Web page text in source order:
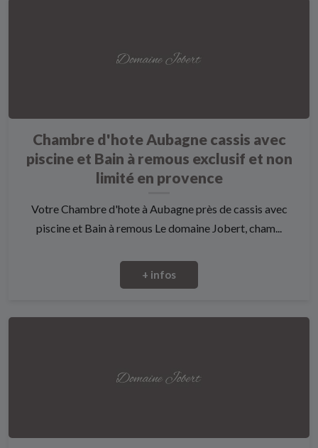
Chambre d'hote Aubagne cassis avec
piscine et Bain à remous exclusif et non
limité en provence
Votre Chambre d'hote à Aubagne près de cassis avec
piscine et Bain à remous Le domaine Jobert, cham...
+ infos